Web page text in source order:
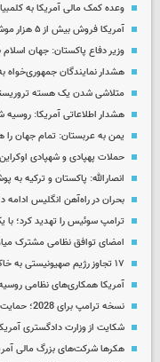
وعده کمک مالی آمریکا به
آمریکا فروش بیش از ۵ هزار موشک پاتریوت به چند کشور عربی را تائید کرد
وزیر دفاع پاکستان: جهان اسلام
هشدار نمایندگان جمهوری‌خواه
متلاشی شدن یک هسته
هشدار اطلاعاتی آمریکا: روسیه
یمن به عربستان: تمام جهان
حملات پهپادی و شهپادی
انصارالله: پاکستان و ترکیه
بحران در راه‌آهن انگلیس ادامه دارد؛
ترامپ سوئیس را تهدید کرد؛ با
امضای توافق نظامی مشترک
۱۷ تجاوز رژیم صهیونیستی به خاک سوریه در ۴۸ ساعت گذشته
آمریکا همکاری‌های نظامی
نسخه ترامپ برای 2028؛ حمایت محرمانه از نامزدی جی‌دی ونس
شکایت از وزارت دادگستری
هکرها شرکت‌های بزرگ مالی